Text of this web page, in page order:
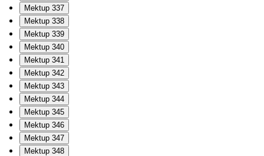
Mektup 337
Mektup 338
Mektup 339
Mektup 340
Mektup 341
Mektup 342
Mektup 343
Mektup 344
Mektup 345
Mektup 346
Mektup 347
Mektup 348